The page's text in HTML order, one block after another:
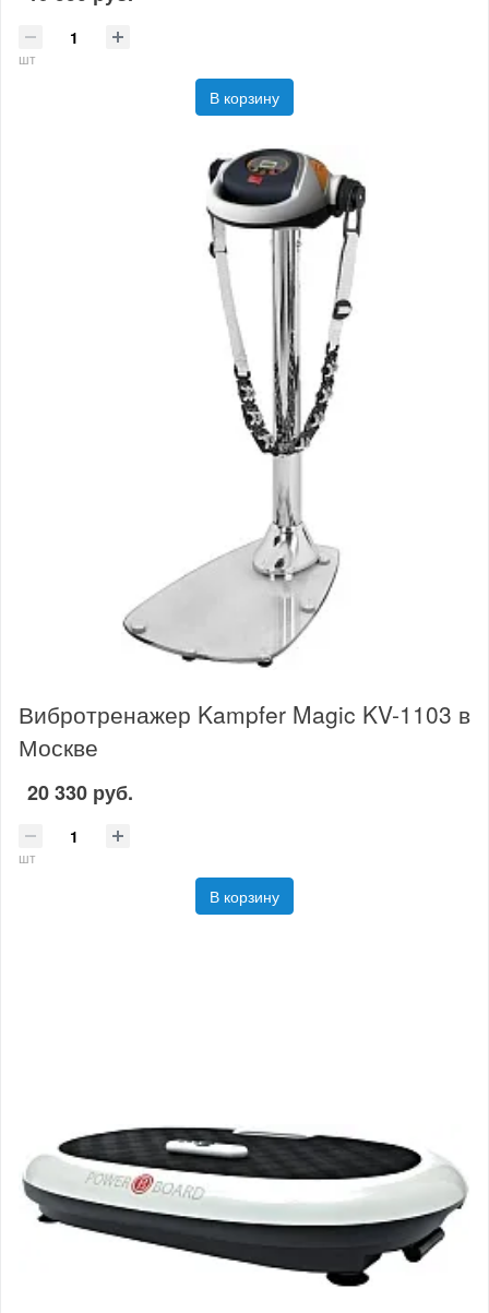
шт
В корзину
Вибротренажер Kampfer Magic KV-1103 в
Москве
20 330 руб.
шт
В корзину